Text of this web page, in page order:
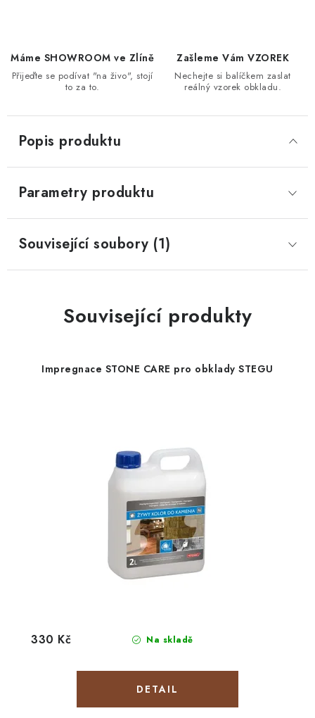
Máme SHOWROOM ve Zlíně
Přijeďte se podívat "na živo", stojí
to za to.
Zašleme Vám VZOREK
Nechejte si balíčkem zaslat
reálný vzorek obkladu.
Popis produktu
Parametry produktu
Související soubory (1)
Související produkty
Impregnace STONE CARE pro obklady STEGU
Na skladě
330 Kč